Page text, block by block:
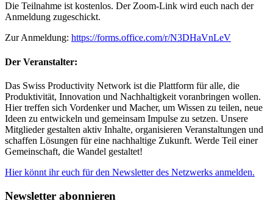
Die Teilnahme ist kostenlos. Der Zoom-Link wird euch nach der
Anmeldung zugeschickt.
Zur Anmeldung: https://forms.office.com/r/N3DHaVnLeV
Der Veranstalter:
Das Swiss Productivity Network ist die Plattform für alle, die
Produktivität, Innovation und Nachhaltigkeit voranbringen wollen.
Hier treffen sich Vordenker und Macher, um Wissen zu teilen, neue
Ideen zu entwickeln und gemeinsam Impulse zu setzen. Unsere
Mitglieder gestalten aktiv Inhalte, organisieren Veranstaltungen und
schaffen Lösungen für eine nachhaltige Zukunft. Werde Teil einer
Gemeinschaft, die Wandel gestaltet!
Hier könnt ihr euch für den Newsletter des Netzwerks anmelden.
Newsletter abonnieren